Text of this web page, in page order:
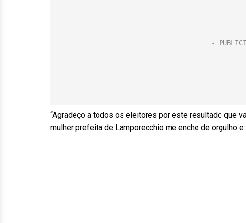
“Agradeço a todos os eleitores por este resultado que
mulher prefeita de Lamporecchio me enche de orgulho